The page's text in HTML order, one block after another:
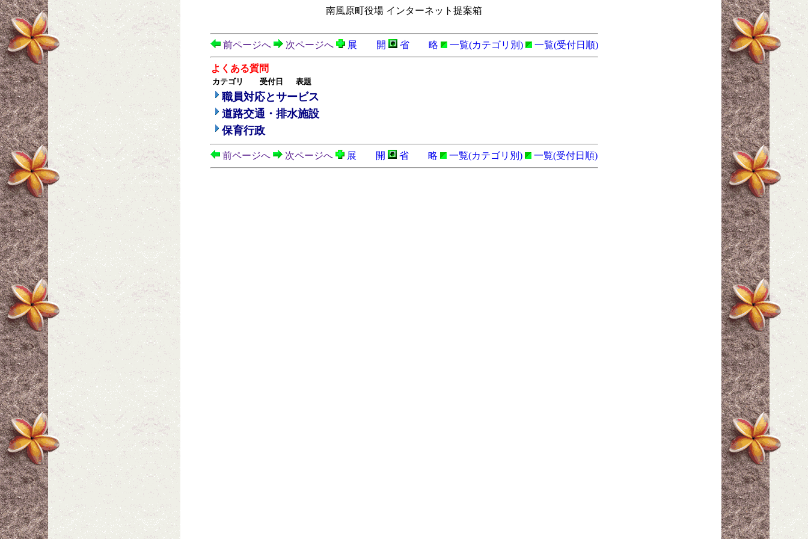
南風原町役場 インターネット提案箱
前ページへ 次ページへ 展 開 省 略 一覧(カテゴリ別) 一覧(受付日順)
よくある質問
カテゴリ 受付日 表題
職員対応とサービス
道路交通・排水施設
保育行政
前ページへ 次ページへ 展 開 省 略 一覧(カテゴリ別) 一覧(受付日順)